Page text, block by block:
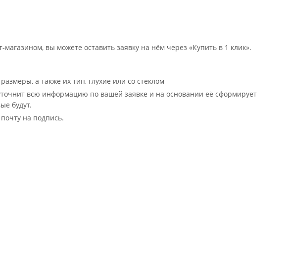
вы можете оставить заявку на нём через «Купить в 1 клик».
а также их тип, глухие или со стеклом
всю информацию по вашей заявке и на основании её сформирует
будут.
на подпись.